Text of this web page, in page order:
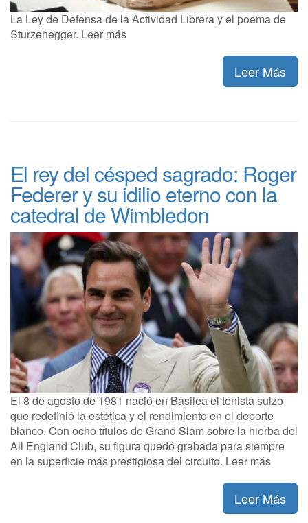
La Ley de Defensa de la Actividad Librera y el poema de
Sturzenegger. Leer más
Leer Más
El rey del césped sagrado: Roger
Federer y su idilio eterno con la
catedral de Wimbledon
El 8 de agosto de 1981 nació en Basilea el tenista suizo
que redefinió la estética y el rendimiento en el deporte
blanco. Con ocho títulos de Grand Slam sobre la hierba del
All England Club, su figura quedó grabada para siempre
en la superficie más prestigiosa del circuito. Leer más
Leer Más